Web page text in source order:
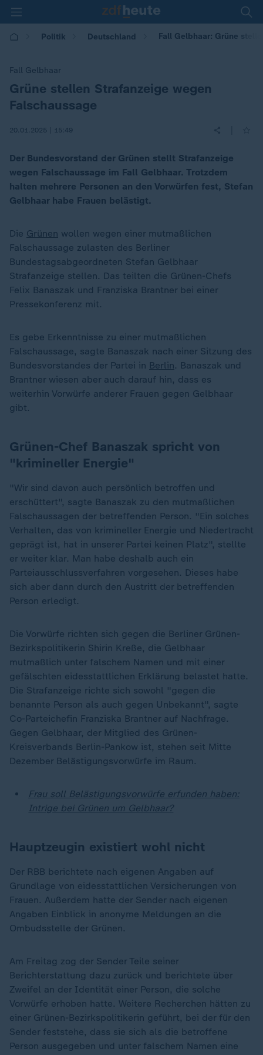
Politik Deutschland Fall Gelbhaar: Grüne
Fall Gelbhaar
:
Grüne stellen Strafanzeige wegen
Falschaussage
20.01.2025 | 15:49
Der Bundesvorstand der Grünen stellt Strafanzeige
wegen Falschaussage im Fall Gelbhaar. Trotzdem
halten mehrere Personen an den Vorwürfen fest, Stefan
Gelbhaar habe Frauen belästigt.
Die Grünen wollen wegen einer mutmaßlichen
Falschaussage zulasten des Berliner
Bundestagsabgeordneten Stefan Gelbhaar
Strafanzeige stellen. Das teilten die Grünen-Chefs
Felix Banaszak und Franziska Brantner bei einer
Pressekonferenz mit.
Es gebe Erkenntnisse zu einer mutmaßlichen
Falschaussage, sagte Banaszak nach einer Sitzung des
Bundesvorstandes der Partei in Berlin. Banaszak und
Brantner wiesen aber auch darauf hin, dass es
weiterhin Vorwürfe anderer Frauen gegen Gelbhaar
gibt.
Grünen-Chef Banaszak spricht von
"krimineller Energie"
"Wir sind davon auch persönlich betroffen und
erschüttert", sagte Banaszak zu den mutmaßlichen
Falschaussagen der betreffenden Person. "Ein solches
Verhalten, das von krimineller Energie und Niedertracht
geprägt ist, hat in unserer Partei keinen Platz", stellte
er weiter klar. Man habe deshalb auch ein
Parteiausschlussverfahren vorgesehen. Dieses habe
sich aber dann durch den Austritt der betreffenden
Person erledigt.
Die Vorwürfe richten sich gegen die Berliner Grünen-
Bezirkspolitikerin Shirin Kreße, die Gelbhaar
mutmaßlich unter falschem Namen und mit einer
gefälschten eidesstattlichen Erklärung belastet hatte.
Die Strafanzeige richte sich sowohl "gegen die
benannte Person als auch gegen Unbekannt", sagte
Co-Parteichefin Franziska Brantner auf Nachfrage.
Gegen Gelbhaar, der Mitglied des Grünen-
Kreisverbands Berlin-Pankow ist, stehen seit Mitte
Dezember Belästigungsvorwürfe im Raum.
Frau soll Belästigungsvorwürfe erfunden haben:
Intrige bei Grünen um Gelbhaar?
Hauptzeugin existiert wohl nicht
Der RBB berichtete nach eigenen Angaben auf
Grundlage von eidesstattlichen Versicherungen von
Frauen. Außerdem hatte der Sender nach eigenen
Angaben Einblick in anonyme Meldungen an die
Ombudsstelle der Grünen.
Am Freitag zog der Sender Teile seiner
Berichterstattung dazu zurück und berichtete über
Zweifel an der Identität einer Person, die solche
Vorwürfe erhoben hatte. Weitere Recherchen hätten zu
einer Grünen-Bezirkspolitikerin geführt, bei der für den
Sender feststehe, dass sie sich als die betroffene
Person ausgegeben und unter falschem Namen eine